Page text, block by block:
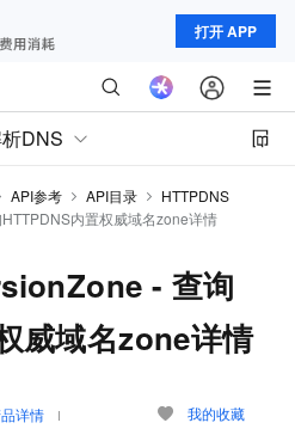
打开 APP
DNS
API参考 API目录
HTTPDNS
内置权威域名zone详情
- 查询
威域名zone详情
详情 我的收藏